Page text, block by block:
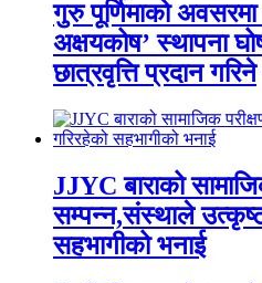
गुरु पूर्णिमाको
अक्षयकोष’ स्थापना
छात्रवृत्ति प्रदान गरिने
JJYC बाराको
सम्पन्न,संस्थाले
सहभागीको भनाई